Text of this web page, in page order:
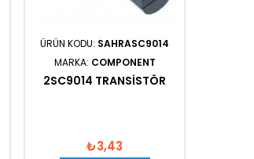
ÜRÜN KODU: SAHRASC9014
MARKA: COMPONENT
2SC9014 TRANSISTÖR
₺3,43